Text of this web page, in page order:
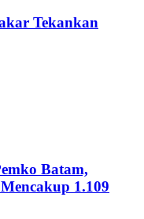
Tekankan
Batam,
1.109